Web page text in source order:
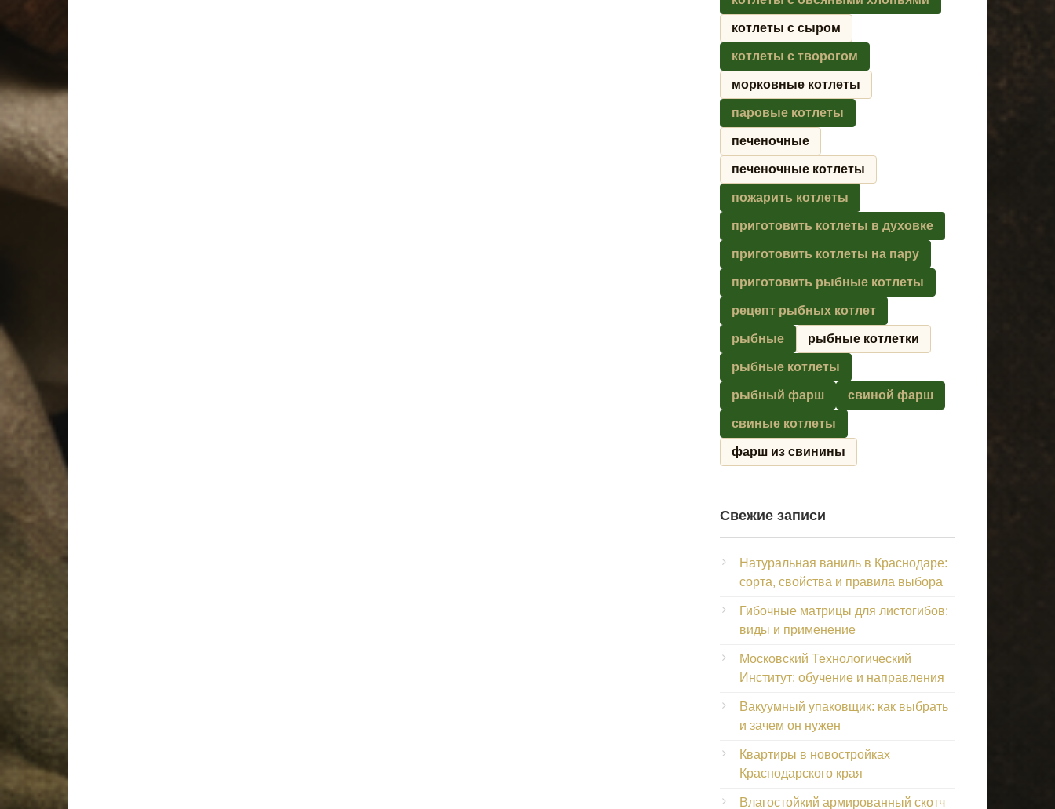
котлеты с сыром
котлеты с творогом
морковные котлеты
паровые котлеты
печеночные
печеночные котлеты
пожарить котлеты
приготовить котлеты в духовке
приготовить котлеты на пару
приготовить рыбные котлеты
рецепт рыбных котлет
рыбные рыбные котлетки
рыбные котлеты
рыбный фарш свиной фарш
свиные котлеты
фарш из свинины
Свежие записи
Натуральная ваниль в Краснодаре:
сорта, свойства и правила выбора
Гибочные матрицы для листогибов:
виды и применение
Московский Технологический
Институт: обучение и направления
Вакуумный упаковщик: как выбрать
и зачем он нужен
Квартиры в новостройках
Краснодарского края
Влагостойкий армированный скотч